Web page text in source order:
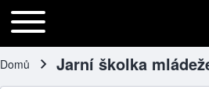
Main navigation
Toggle main menu
Domů Jarní školka